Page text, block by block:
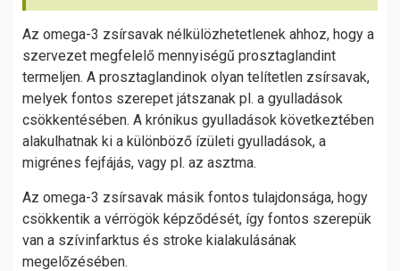
Az omega-3 zsírsavak nélkülözhetetlenek ahhoz, hogy a
szervezet megfelelő mennyiségű prosztaglandint
termeljen. A prosztaglandinok olyan telítetlen zsírsavak,
melyek fontos szerepet játszanak pl. a gyulladások
csökkentésében. A krónikus gyulladások következtében
alakulhatnak ki a különböző ízületi gyulladások, a
migrénes fejfájás, vagy pl. az asztma.
Az omega-3 zsírsavak másik fontos tulajdonsága, hogy
csökkentik a vérrögök képződését, így fontos szerepük
van a szívinfarktus és stroke kialakulásának
megelőzésében.